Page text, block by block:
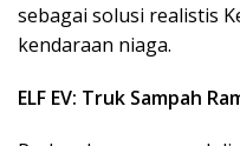
sebagai solusi realistis
kendaraan niaga.
ELF EV: Truk Sampah